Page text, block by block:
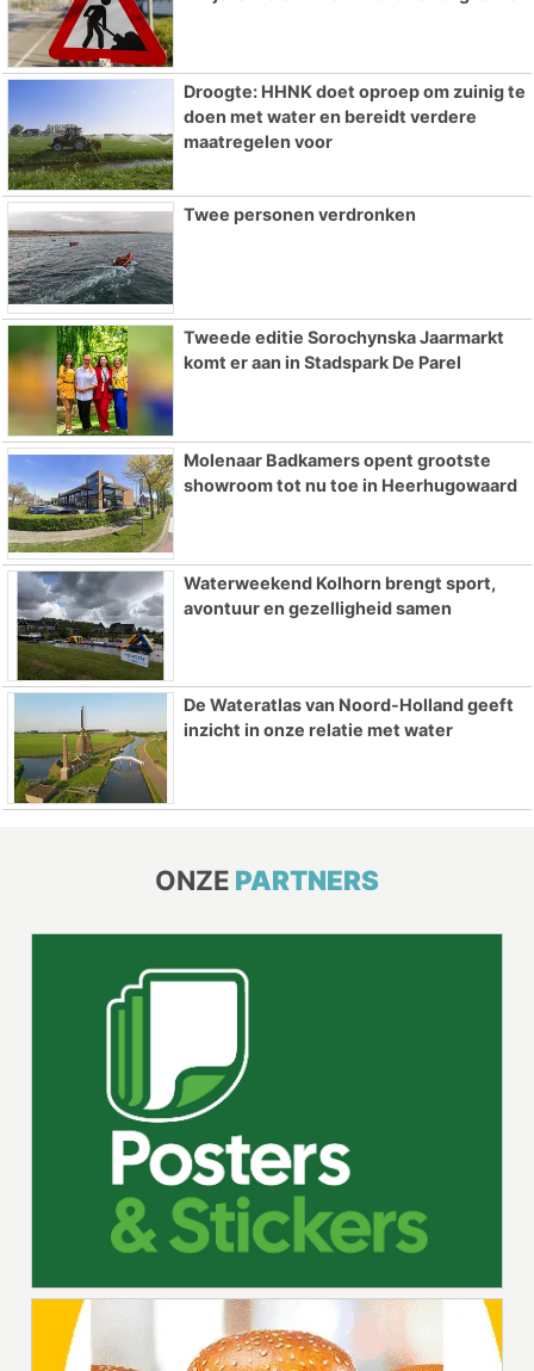
Droogte: HHNK doet oproep om zuinig te
doen met water en bereidt verdere
maatregelen voor
Twee personen verdronken
Tweede editie Sorochynska Jaarmarkt
komt er aan in Stadspark De Parel
Molenaar Badkamers opent grootste
showroom tot nu toe in Heerhugowaard
Waterweekend Kolhorn brengt sport,
avontuur en gezelligheid samen
De Wateratlas van Noord-Holland geeft
inzicht in onze relatie met water
ONZE PARTNERS